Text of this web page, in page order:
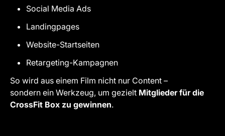
Social Media Ads
Landingpages
Website-Startseiten
Retargeting-Kampagnen
So wird aus einem Film nicht nur Content –
sondern ein Werkzeug, um gezielt Mitglieder für die
CrossFit Box zu gewinnen.